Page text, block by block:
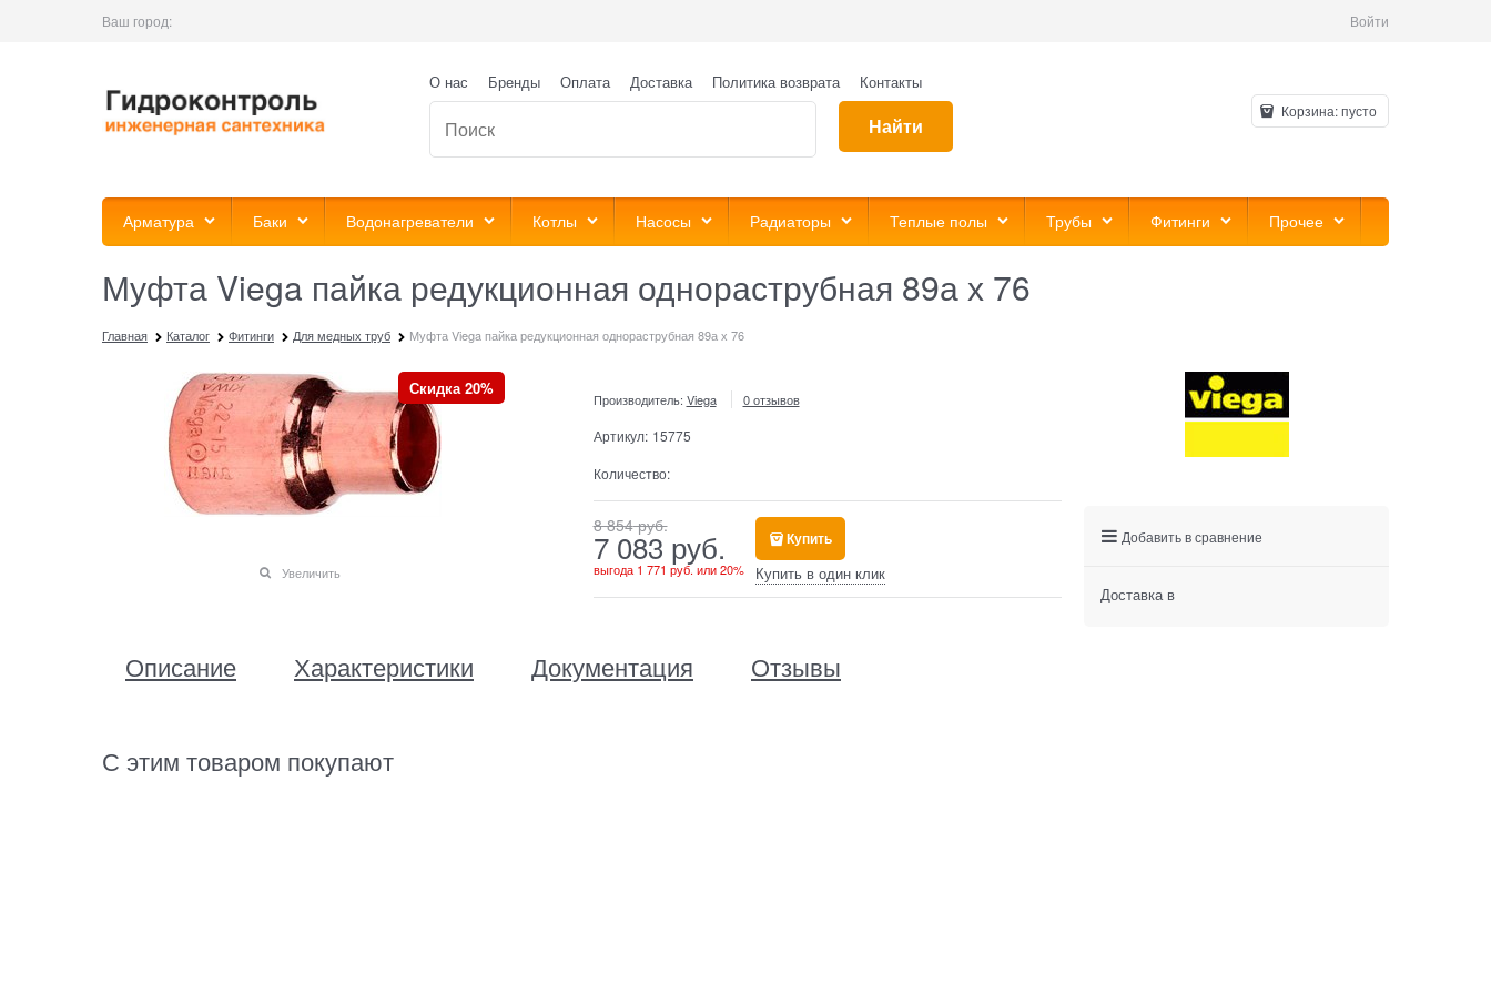
Ваш город: Войти
О нас Бренды Оплата Доставка Политика возврата Контакты
Найти
Корзина:пусто
Арматура Баки Водонагреватели Котлы Насосы Радиаторы Теплые полы Трубы Фитинги Прочее
Муфта Viega пайка редукционная однораструбная 89а х 76
Главная Каталог Фитинги Для медных труб Муфта Viega пайка редукционная однораструбная 89а х 76
Скидка 20%
Увеличить
Производитель: Viega 0 отзывов
Артикул: 15775
Количество:
8 854 руб.
7 083 руб.
выгода 1 771 руб.или20%
Купить
Купить в один клик
Описание Характеристики Документация Отзывы
С этим товаром покупают
Добавить в сравнение
Доставка в